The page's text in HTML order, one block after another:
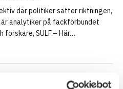
där politiker sätter riktningen,
är analytiker på fackförbundet
forskare, SULF.– Här…
lärosätenas